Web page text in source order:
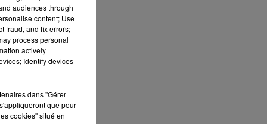
audiences through
content; Use
fraud, and fix errors;
process personal
actively
Identify devices
dans "Gérer
que pour
cookies" situé en